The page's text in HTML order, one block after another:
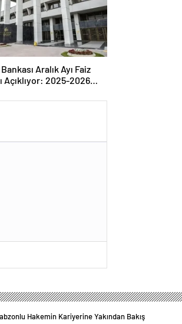
Aralık Ayı Faiz
Açıklıyor: 2025-2026
Hakemin Kariyerine Yakından Bakış